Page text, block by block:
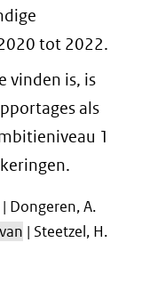
tot 2022.
vinden is, is
als
1
Dongeren, A.
| Steetzel, H.